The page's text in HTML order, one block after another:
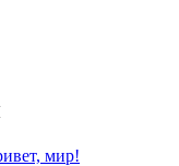
мир!